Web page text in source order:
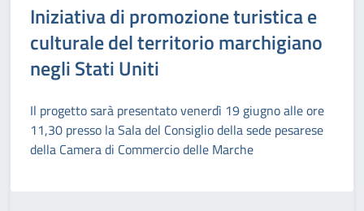
Iniziativa di promozione turistica e
culturale del territorio marchigiano
negli Stati Uniti
Il progetto sarà presentato venerdì 19 giugno alle ore
11,30 presso la Sala del Consiglio della sede pesarese
della Camera di Commercio delle Marche